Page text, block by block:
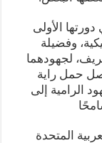
الأولى
وفضيلة
لجهودهما
حمل راية
الرامية إلى
المتحدة